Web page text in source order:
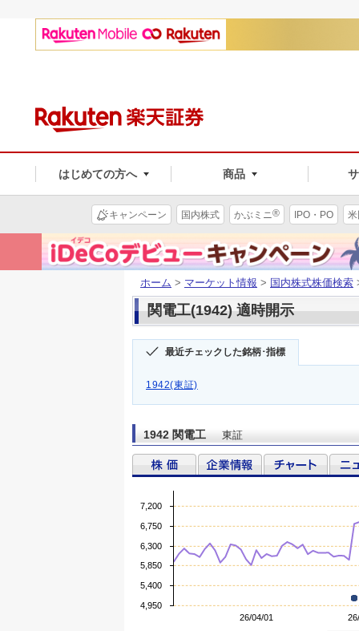
はじめての方へ 商品
キャンペーン 国内株式 かぶミニ® IPO・PO
ホーム > マーケット情報 > 国内株式株価検索
関電工(1942) 適時開示
最近チェックした銘柄･指標
1942(東証)
1942 関電工 東証